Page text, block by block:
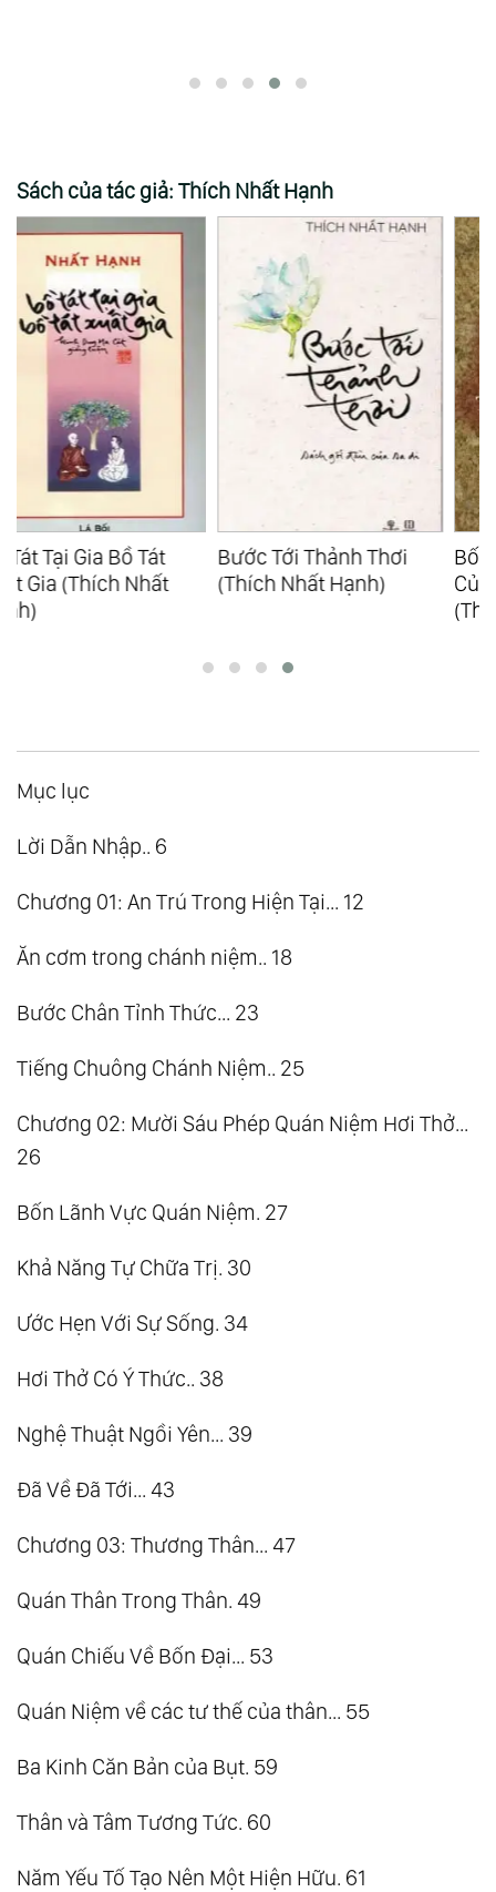
Sách của tác giả: Thích Nhất Hạnh
Bước Tới Thảnh Thơi
(Thích Nhất Hạnh)
Bốn Mươi Ba Công Án
Của Trần Thái Tông
Mục lục
Lời Dẫn Nhập.. 6
Chương 01: An Trú Trong Hiện Tại... 12
Ăn cơm trong chánh niệm.. 18
Bước Chân Tỉnh Thức... 23
Tiếng Chuông Chánh Niệm.. 25
Chương 02: Mười Sáu Phép Quán Niệm Hơi Thở...
26
Bốn Lãnh Vực Quán Niệm. 27
Khả Năng Tự Chữa Trị. 30
Ước Hẹn Với Sự Sống. 34
Hơi Thở Có Ý Thức.. 38
Nghệ Thuật Ngồi Yên... 39
Đã Về Đã Tới... 43
Chương 03: Thương Thân... 47
Quán Thân Trong Thân. 49
Quán Chiếu Về Bốn Đại... 53
Quán Niệm về các tư thế của thân... 55
Ba Kinh Căn Bản của Bụt. 59
Thân và Tâm Tương Tức. 60
Năm Yếu Tố Tạo Nên Một Hiện Hữu. 61